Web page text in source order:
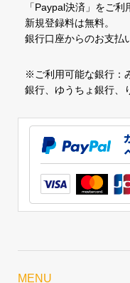
「Paypal決済」をご利
新規登録料は無料。
銀行口座からのお支払
※ご利用可能な銀行：
銀行、ゆうちょ銀行、
MENU